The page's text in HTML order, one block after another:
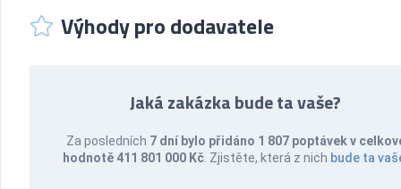
Výhody pro dodavatele
Jaká zakázka bude ta vaše?
Za posledních 7 dní bylo přidáno 1 807 poptávek v
hodnotě 411 801 000 Kč . Zjistěte, která z nich bude ta